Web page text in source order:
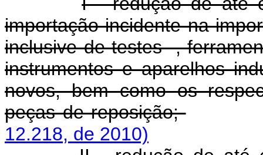
importação incidente na
inclusive de testes -,
instrumentos e aparelhos
novos, bem como os
peças de reposição;
12.218, de 2010)